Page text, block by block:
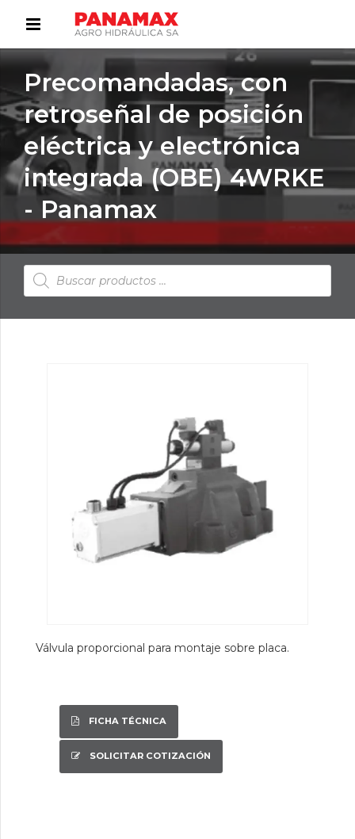
Precomandadas, con
retroseñal de posición
eléctrica y electrónica
integrada (OBE) 4WRKE
- Panamax
Búsqueda
de
Válvula proporcional para montaje sobre placa.
FICHA TÉCNICA
SOLICITAR COTIZACIÓN